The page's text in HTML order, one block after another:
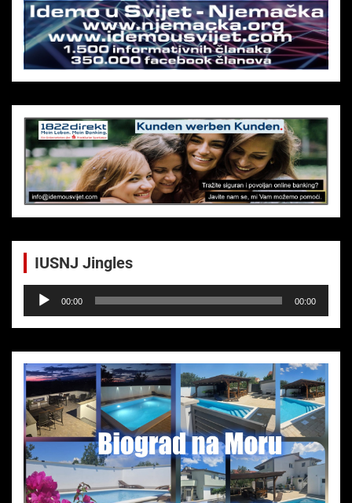
h
IUSNJ Jingles
Audio-
Player
00:00 00:00